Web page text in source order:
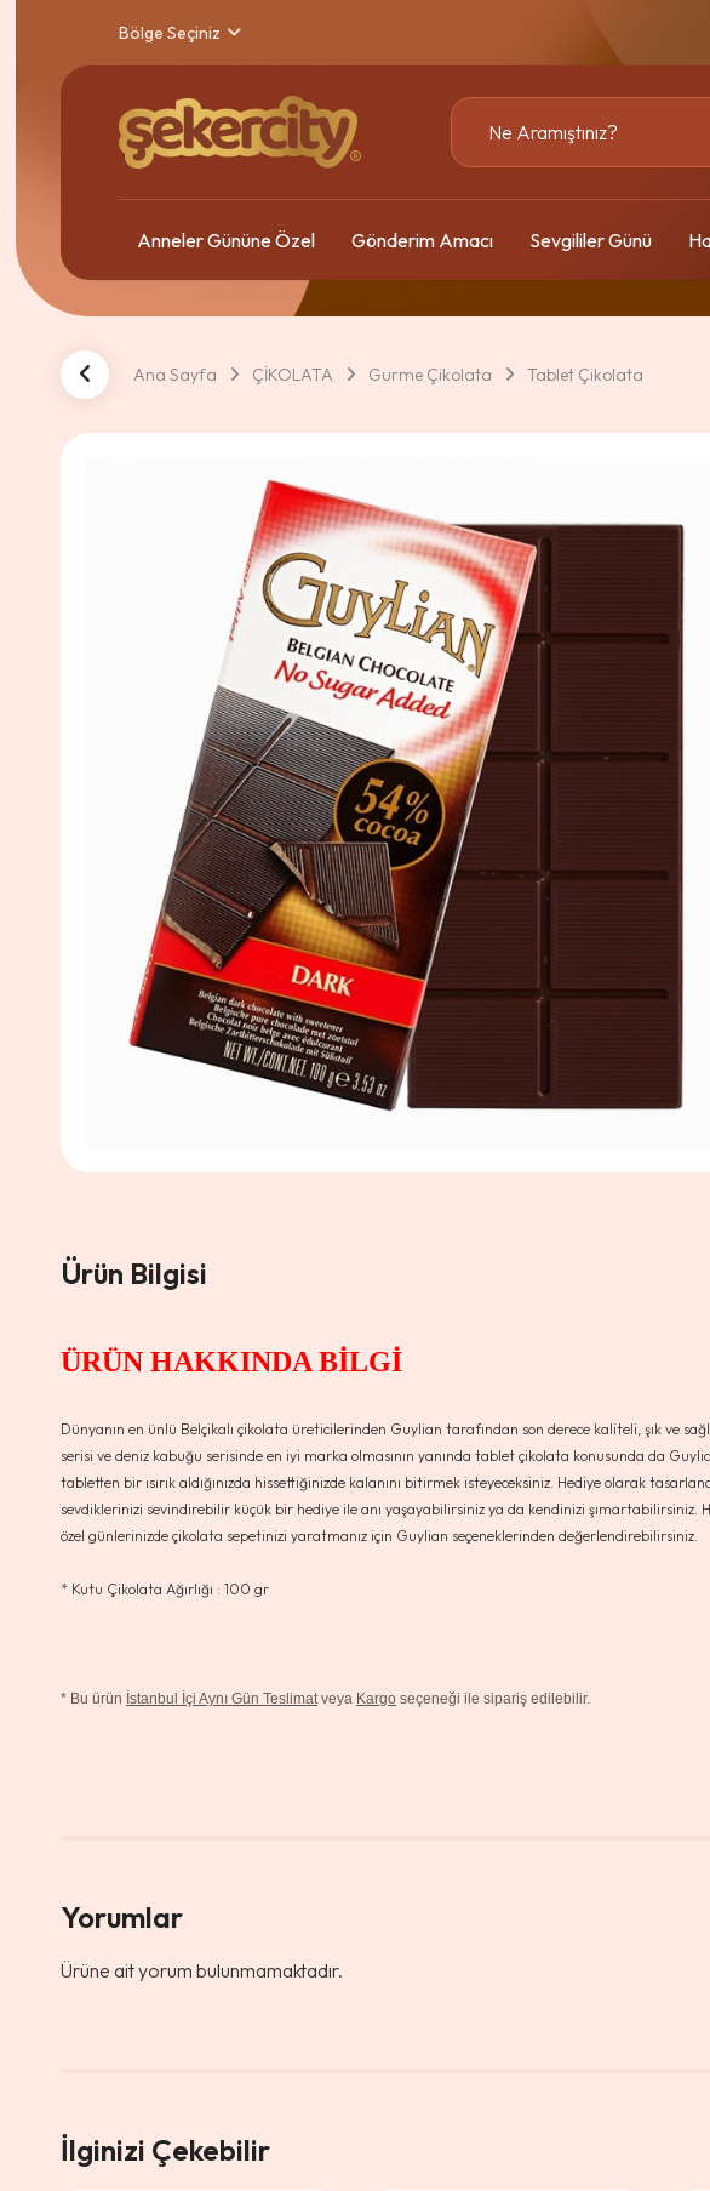
Bölge Seçiniz
Anneler Gününe Özel Gönderim Amacı Sevgililer Günü
Ana Sayfa ÇİKOLATA Gurme Çikolata Tablet Çikolata
Ürün Bilgisi
ÜRÜN HAKKINDA BİLGİ
Dünyanın en ünlü Belçikalı çikolata üreticilerinden Guylian tarafından son derece kaliteli, şık ve
serisi ve deniz kabuğu serisinde en iyi marka olmasının yanında tablet çikolata konusunda da
tabletten bir ısırık aldığınızda hissettiğinizde kalanını bitirmek isteyeceksiniz. Hediye olarak
sevdiklerinizi sevindirebilir küçük bir hediye ile anı yaşayabilirsiniz ya da kendinizi şımartabilirsiniz.
özel günlerinizde çikolata sepetinizi yaratmanız için Guylian seçeneklerinden değerlendirebilirsiniz.
* Kutu Çikolata Ağırlığı : 100 gr
* Bu ürün İstanbul İçi Aynı Gün Teslimatveya Kargo seçeneği ile sipariş edilebilir.
Yorumlar
Ürüne ait yorum bulunmamaktadır.
İlginizi Çekebilir